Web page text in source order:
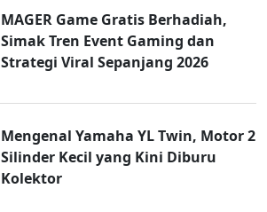
MAGER Game Gratis Berhadiah,
Simak Tren Event Gaming dan
Strategi Viral Sepanjang 2026
Mengenal Yamaha YL Twin, Motor 2
Silinder Kecil yang Kini Diburu
Kolektor